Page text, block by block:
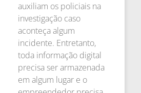
auxiliam os policiais na
investigação caso
aconteça algum
incidente. Entretanto,
toda informação digital
precisa ser armazenada
em algum lugar e o